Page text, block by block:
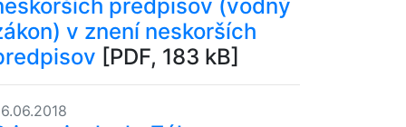
predpisov (vodný
v znení neskorších
[PDF, 183 kB]